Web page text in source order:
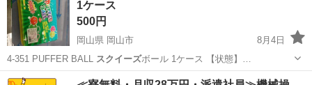
1ケース
500円
岡山県 岡山市
8月4日
4-351 PUFFER BALL スクイーズ ボール 1ケース 【状態】…
岡山 岡山市 おもちゃ BALL